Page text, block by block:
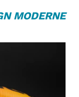
MODERNE